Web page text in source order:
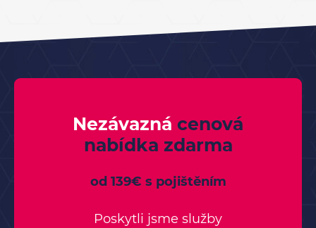
Nezávazná cenová
nabídka zdarma
od 139€ s pojištěním
Poskytli jsme služby